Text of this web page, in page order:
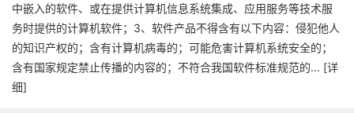
中嵌入的软件、或在提供计算机信息系统集成、应用服务等技术服
务时提供的计算机软件；3、软件产品不得含有以下内容：侵犯他人
的知识产权的；含有计算机病毒的；可能危害计算机系统安全的；
含有国家规定禁止传播的内容的；不符合我国软件标准规范的... [详
细]